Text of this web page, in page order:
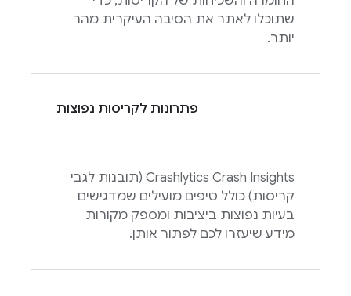
שתוכלו לאתר את הסיבה העיקרית מהר
יותר.
פתרונות לקריסות נפוצות
Crashlytics Crash Insights (תובנות לגבי
קריסות) כולל טיפים מועילים שמדגישים
בעיות נפוצות ביציבות ומספק מקורות
מידע שיעזרו לכם לפתור אותן.